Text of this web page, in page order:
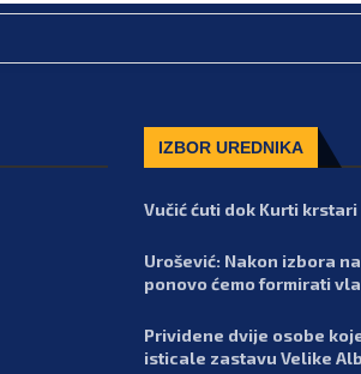
IZBOR UREDNIKA
Vučić ćuti dok Kurti
Urošević: Nakon izbora
ponovo ćemo formirati
Prividene dvije osobe
isticale zastavu Velike